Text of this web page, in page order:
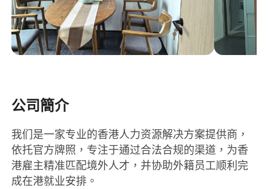
公司簡介
我们是一家专业的香港人力资源解决方案提供商，
依托官方牌照，专注于通过合法合规的渠道，为香
港雇主精准匹配境外人才，并协助外籍员工顺利完
成在港就业安排。